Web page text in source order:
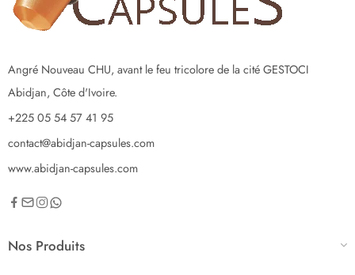
Angré Nouveau CHU, avant le feu tricolore de la cité GESTOCI
Abidjan, Côte d'Ivoire.
+225 05 54 57 41 95
contact@abidjan-capsules.com
www.abidjan-capsules.com
Nos Produits